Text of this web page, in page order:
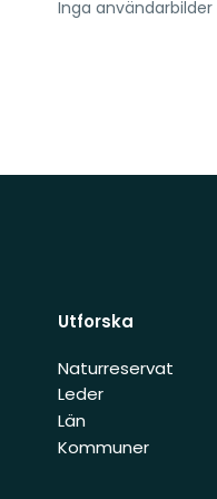
Inga
Utforska
Naturreservat
Leder
Län
Kommuner